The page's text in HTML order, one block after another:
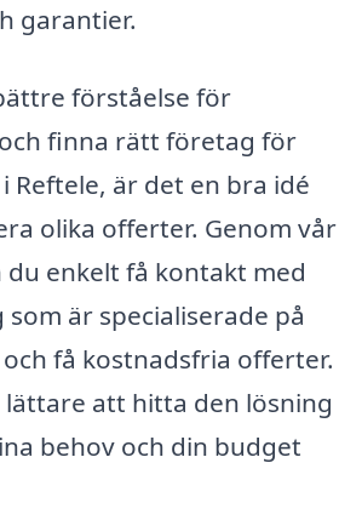
garantier.
förståelse för
finna rätt företag för
Reftele, är det en bra idé
olika offerter. Genom vår
enkelt få kontakt med
är specialiserade på
få kostnadsfria offerter.
att hitta den lösning
behov och din budget